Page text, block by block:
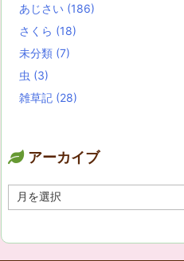
あじさい (186)
さくら (18)
未分類 (7)
虫 (3)
雑草記 (28)
アーカイブ
ー